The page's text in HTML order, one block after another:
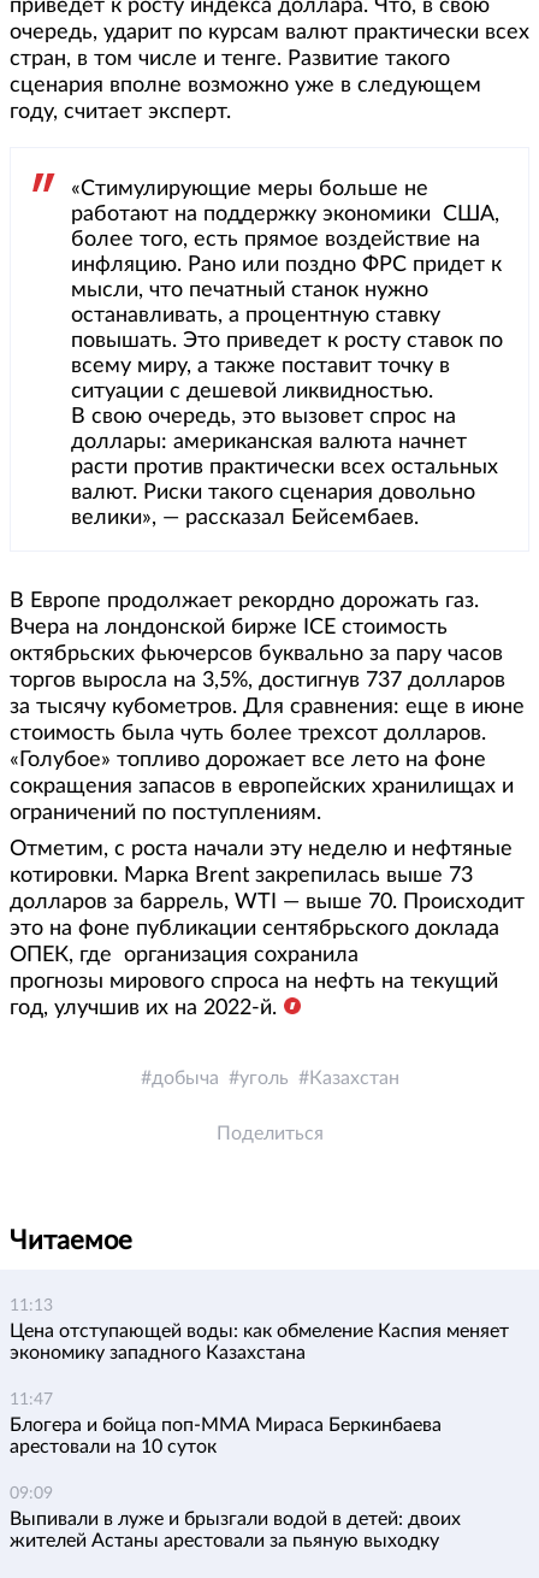
приведет к росту индекса доллара. Что, в свою
очередь, ударит по курсам валют практически всех
стран, в том числе и тенге. Развитие такого
сценария вполне возможно уже в следующем
году, считает эксперт.
«Стимулирующие меры больше не
работают на поддержку экономики США,
более того, есть прямое воздействие на
инфляцию. Рано или поздно ФРС придет к
мысли, что печатный станок нужно
останавливать, а процентную ставку
повышать. Это приведет к росту ставок по
всему миру, а также поставит точку в
ситуации с дешевой ликвидностью.
В свою очередь, это вызовет спрос на
доллары: американская валюта начнет
расти против практически всех остальных
валют. Риски такого сценария довольно
велики», — рассказал Бейсембаев.
В Европе продолжает рекордно дорожать газ.
Вчера на лондонской бирже ICE стоимость
октябрьских фьючерсов буквально за пару часов
торгов выросла на 3,5%, достигнув 737 долларов
за тысячу кубометров. Для сравнения: еще в июне
стоимость была чуть более трехсот долларов.
«Голубое» топливо дорожает все лето на фоне
сокращения запасов в европейских хранилищах и
ограничений по поступлениям.
Отметим, с роста начали эту неделю и нефтяные
котировки. Марка Brent закрепилась выше 73
долларов за баррель, WTI — выше 70. Происходит
это на фоне публикации сентябрьского доклада
ОПЕК, где организация сохранила
прогнозы мирового спроса на нефть на текущий
год, улучшив их на 2022-й.
добыча уголь Казахстан
Поделиться
Читаемое
11:13
Цена отступающей воды: как обмеление Каспия меняет
экономику западного Казахстана
11:47
Блогера и бойца поп-ММА Мираса Беркинбаева
арестовали на 10 суток
09:09
Выпивали в луже и брызгали водой в детей: двоих
жителей Астаны арестовали за пьяную выходку